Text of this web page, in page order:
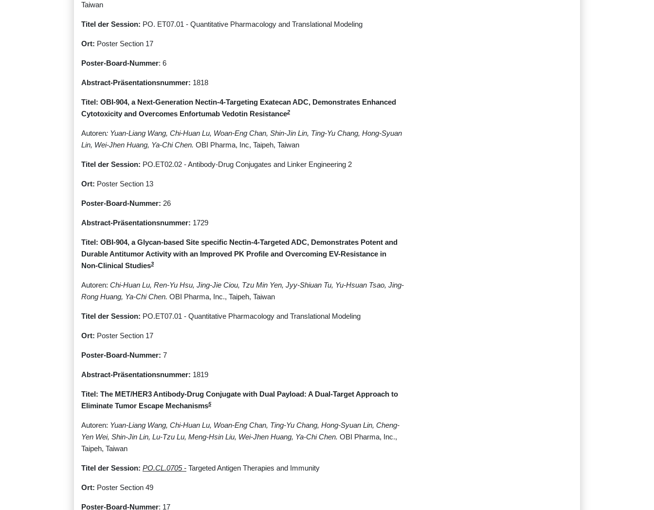
Taiwan
Titel der Session: PO. ET07.01 - Quantitative Pharmacology and Translational Modeling
Ort: Poster Section 17
Poster-Board-Nummer: 6
Abstract-Präsentationsnummer: 1818
Titel: OBI-904, a Next-Generation Nectin-4-Targeting Exatecan ADC, Demonstrates Enhanced
Cytotoxicity and Overcomes Enfortumab Vedotin Resistance2
Autoren: Yuan-Liang Wang, Chi-Huan Lu, Woan-Eng Chan, Shin-Jin Lin, Ting-Yu Chang, Hong-Syuan
Lin, Wei-Jhen Huang, Ya-Chi Chen. OBI Pharma, Inc, Taipeh, Taiwan
Titel der Session: PO.ET02.02 - Antibody-Drug Conjugates and Linker Engineering 2
Ort: Poster Section 13
Poster-Board-Nummer: 26
Abstract-Präsentationsnummer: 1729
Titel: OBI-904, a Glycan-based Site specific Nectin-4-Targeted ADC, Demonstrates Potent and
Durable Antitumor Activity with an Improved PK Profile and Overcoming EV-Resistance in
Non-Clinical Studies3
Autoren: Chi-Huan Lu, Ren-Yu Hsu, Jing-Jie Ciou, Tzu Min Yen, Jyy-Shiuan Tu, Yu-Hsuan Tsao, Jing-
Rong Huang, Ya-Chi Chen. OBI Pharma, Inc., Taipeh, Taiwan
Titel der Session: PO.ET07.01 - Quantitative Pharmacology and Translational Modeling
Ort: Poster Section 17
Poster-Board-Nummer: 7
Abstract-Präsentationsnummer: 1819
Titel: The MET/HER3 Antibody-Drug Conjugate with Dual Payload: A Dual-Target Approach to
Eliminate Tumor Escape Mechanisms5
Autoren: Yuan-Liang Wang, Chi-Huan Lu, Woan-Eng Chan, Ting-Yu Chang, Hong-Syuan Lin, Cheng-
Yen Wei, Shin-Jin Lin, Lu-Tzu Lu, Meng-Hsin Liu, Wei-Jhen Huang, Ya-Chi Chen. OBI Pharma, Inc.,
Taipeh, Taiwan
Titel der Session: PO.CL.0705 - Targeted Antigen Therapies and Immunity
Ort: Poster Section 49
Poster-Board-Nummer: 17